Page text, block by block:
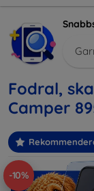
Fodral,
Camper
-10%